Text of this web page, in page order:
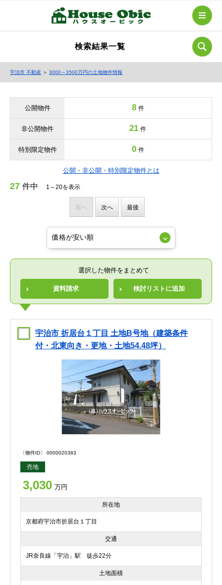
検索結果一覧
宇治市 不動産 ＞ 3000～3500万円の土地物件情報
公開物件 8 件
非公開物件 21 件
特別限定物件 0 件
公開・非公開・特別限定物件とは
27 件中 1～20を表示
前へ 次へ 最後
選択した物件をまとめて
資料請求 検討リストに追加
宇治市 折居台１丁目 土地B号地（建築条件
付・北東向き・更地・土地54.48坪）
〔物件ID〕 0000020383
売地
3,030 万円
所在地
京都府宇治市折居台１丁目
交通
JR奈良線「宇治」駅 徒歩22分
土地面積